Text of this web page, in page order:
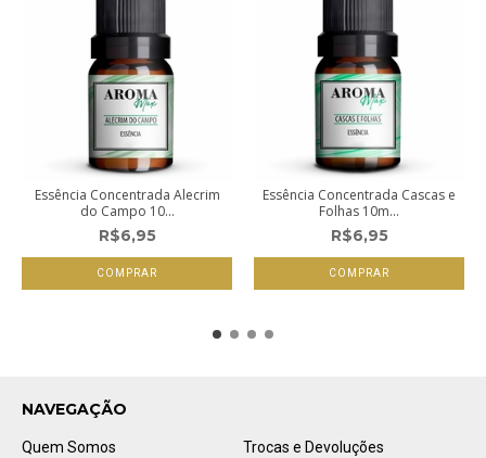
Essência Concentrada Alecrim
do Campo 10...
R$6,95
Essência Concentrada Cascas e
Folhas 10m...
R$6,95
NAVEGAÇÃO
Quem Somos Trocas e Devoluções